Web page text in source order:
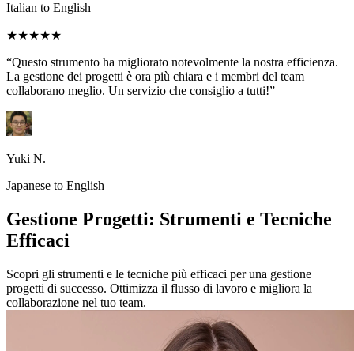
Italian to English
★★★★★
“Questo strumento ha migliorato notevolmente la nostra efficienza.
La gestione dei progetti è ora più chiara e i membri del team
collaborano meglio. Un servizio che consiglio a tutti!”
Yuki N.
Japanese to English
Gestione Progetti: Strumenti e Tecniche
Efficaci
Scopri gli strumenti e le tecniche più efficaci per una gestione
progetti di successo. Ottimizza il flusso di lavoro e migliora la
collaborazione nel tuo team.